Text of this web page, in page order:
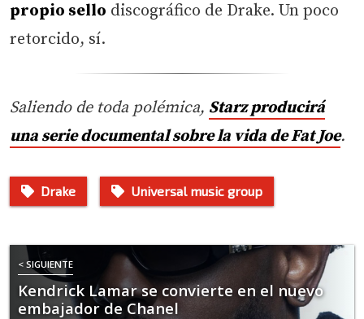
propio sello discográfico de Drake. Un poco
retorcido, sí.
Saliendo de toda polémica, Starz producirá
una serie documental sobre la vida de Fat Joe.
Drake Universal music group
< SIGUIENTE
Kendrick Lamar se convierte en el nuevo
embajador de Chanel